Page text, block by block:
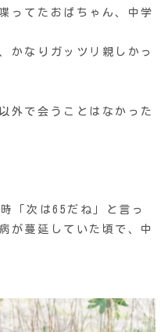
ってたおばちゃん、中学
かなりガッツリ親しかっ
外で会うことはなかった
「次は65だね」と言っ
が蔓延していた頃で、中